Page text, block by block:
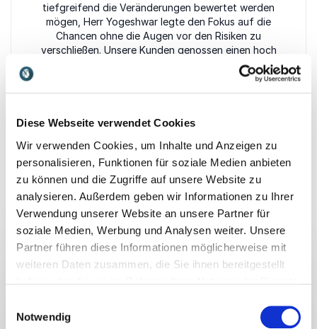
Diese Webseite verwendet Cookies
Wir verwenden Cookies, um Inhalte und Anzeigen zu
personalisieren, Funktionen für soziale Medien anbieten
zu können und die Zugriffe auf unsere Website zu
analysieren. Außerdem geben wir Informationen zu Ihrer
Verwendung unserer Website an unsere Partner für
soziale Medien, Werbung und Analysen weiter. Unsere
Partner führen diese Informationen möglicherweise mit
weiteren Daten zusammen, die Sie ihnen bereitgestellt
Notwendig
tiefgreifend die Veränderungen bewertet werden
mögen, Herr Yogeshwar legte den Fokus auf die
Chancen ohne die Augen vor den Risiken zu
verschließen. Unsere Kunden genossen einen hoch
interessanten und anspruchsvollen Vortrag,.
Herbert Möller
Bewertet5.00/5 basierend auf1Kundenbewertungen
Referate
:
So viele grundlegende und tiefgreifende